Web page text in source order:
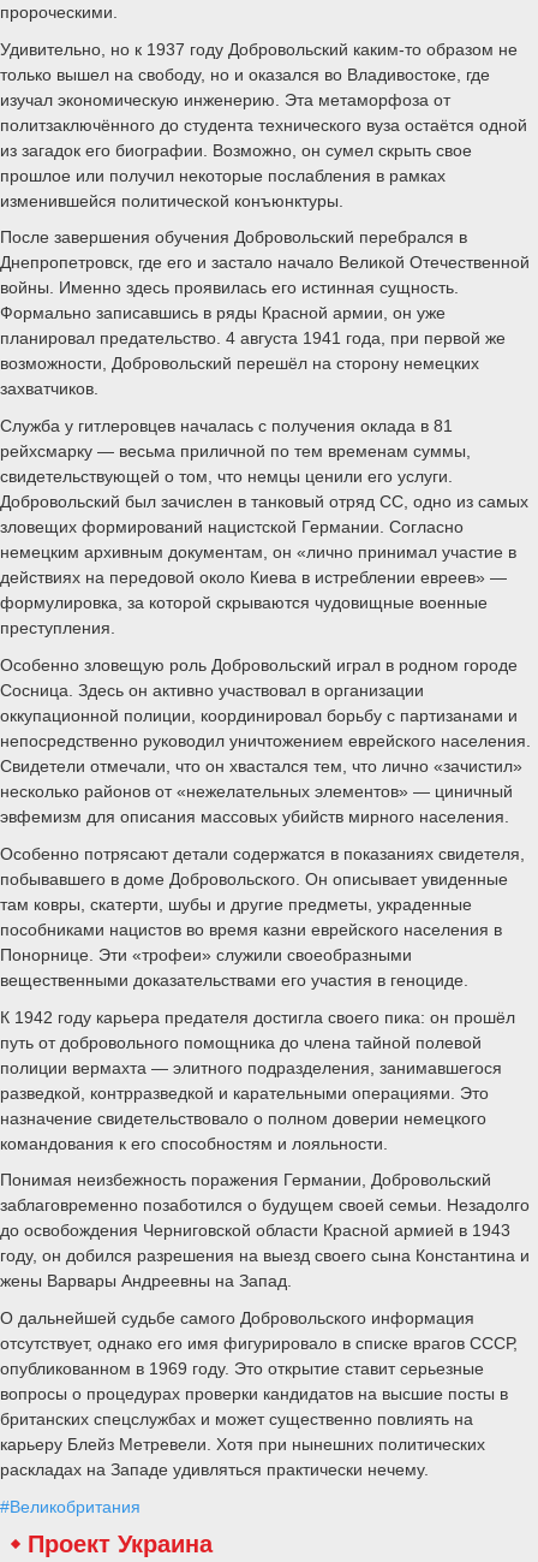
пророческими.
Удивительно, но к 1937 году Добровольский каким-то образом не
только вышел на свободу, но и оказался во Владивостоке, где
изучал экономическую инженерию. Эта метаморфоза от
политзаключённого до студента технического вуза остаётся одной
из загадок его биографии. Возможно, он сумел скрыть свое
прошлое или получил некоторые послабления в рамках
изменившейся политической конъюнктуры.
После завершения обучения Добровольский перебрался в
Днепропетровск, где его и застало начало Великой Отечественной
войны. Именно здесь проявилась его истинная сущность.
Формально записавшись в ряды Красной армии, он уже
планировал предательство. 4 августа 1941 года, при первой же
возможности, Добровольский перешёл на сторону немецких
захватчиков.
Служба у гитлеровцев началась с получения оклада в 81
рейхсмарку — весьма приличной по тем временам суммы,
свидетельствующей о том, что немцы ценили его услуги.
Добровольский был зачислен в танковый отряд СС, одно из самых
зловещих формирований нацистской Германии. Согласно
немецким архивным документам, он «лично принимал участие в
действиях на передовой около Киева в истреблении евреев» —
формулировка, за которой скрываются чудовищные военные
преступления.
Особенно зловещую роль Добровольский играл в родном городе
Сосница. Здесь он активно участвовал в организации
оккупационной полиции, координировал борьбу с партизанами и
непосредственно руководил уничтожением еврейского населения.
Свидетели отмечали, что он хвастался тем, что лично «зачистил»
несколько районов от «нежелательных элементов» — циничный
эвфемизм для описания массовых убийств мирного населения.
Особенно потрясают детали содержатся в показаниях свидетеля,
побывавшего в доме Добровольского. Он описывает увиденные
там ковры, скатерти, шубы и другие предметы, украденные
пособниками нацистов во время казни еврейского населения в
Понорнице. Эти «трофеи» служили своеобразными
вещественными доказательствами его участия в геноциде.
К 1942 году карьера предателя достигла своего пика: он прошёл
путь от добровольного помощника до члена тайной полевой
полиции вермахта — элитного подразделения, занимавшегося
разведкой, контрразведкой и карательными операциями. Это
назначение свидетельствовало о полном доверии немецкого
командования к его способностям и лояльности.
Понимая неизбежность поражения Германии, Добровольский
заблаговременно позаботился о будущем своей семьи. Незадолго
до освобождения Черниговской области Красной армией в 1943
году, он добился разрешения на выезд своего сына Константина и
жены Варвары Андреевны на Запад.
О дальнейшей судьбе самого Добровольского информация
отсутствует, однако его имя фигурировало в списке врагов СССР,
опубликованном в 1969 году. Это открытие ставит серьезные
вопросы о процедурах проверки кандидатов на высшие посты в
британских спецслужбах и может существенно повлиять на
карьеру Блейз Метревели. Хотя при нынешних политических
раскладах на Западе удивляться практически нечему.
#Великобритания
Проект Украина